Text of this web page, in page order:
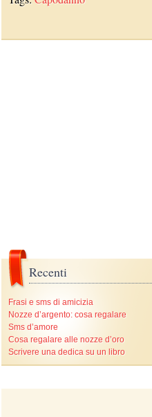
Recenti
Frasi e sms di amicizia
Nozze d’argento: cosa regalare
Sms d’amore
Cosa regalare alle nozze d’oro
Scrivere una dedica su un libro